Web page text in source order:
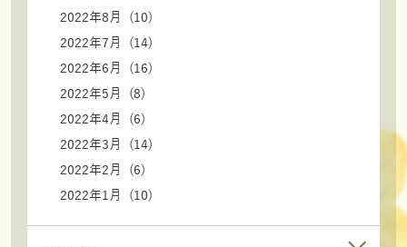
2022年8月 (10)
2022年7月 (14)
2022年6月 (16)
2022年5月 (8)
2022年4月 (6)
2022年3月 (14)
2022年2月 (6)
2022年1月 (10)